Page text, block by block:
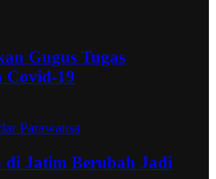
Gugus Tugas
Covid-19
Jatim Berubah Jadi